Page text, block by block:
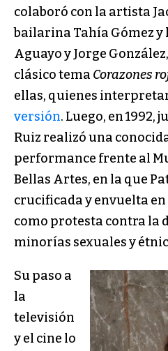
colaboró con la artista
bailarina Tahía Gómez y
Aguayo y Jorge
clásico tema Corazones
ellas, quienes
versión. Luego, en
Ruiz realizó una
performance frente al
Bellas Artes, en la que
crucificada y envuelta
como protesta contra la
minorías sexuales y
Su paso a
la
televisión
y el cine lo